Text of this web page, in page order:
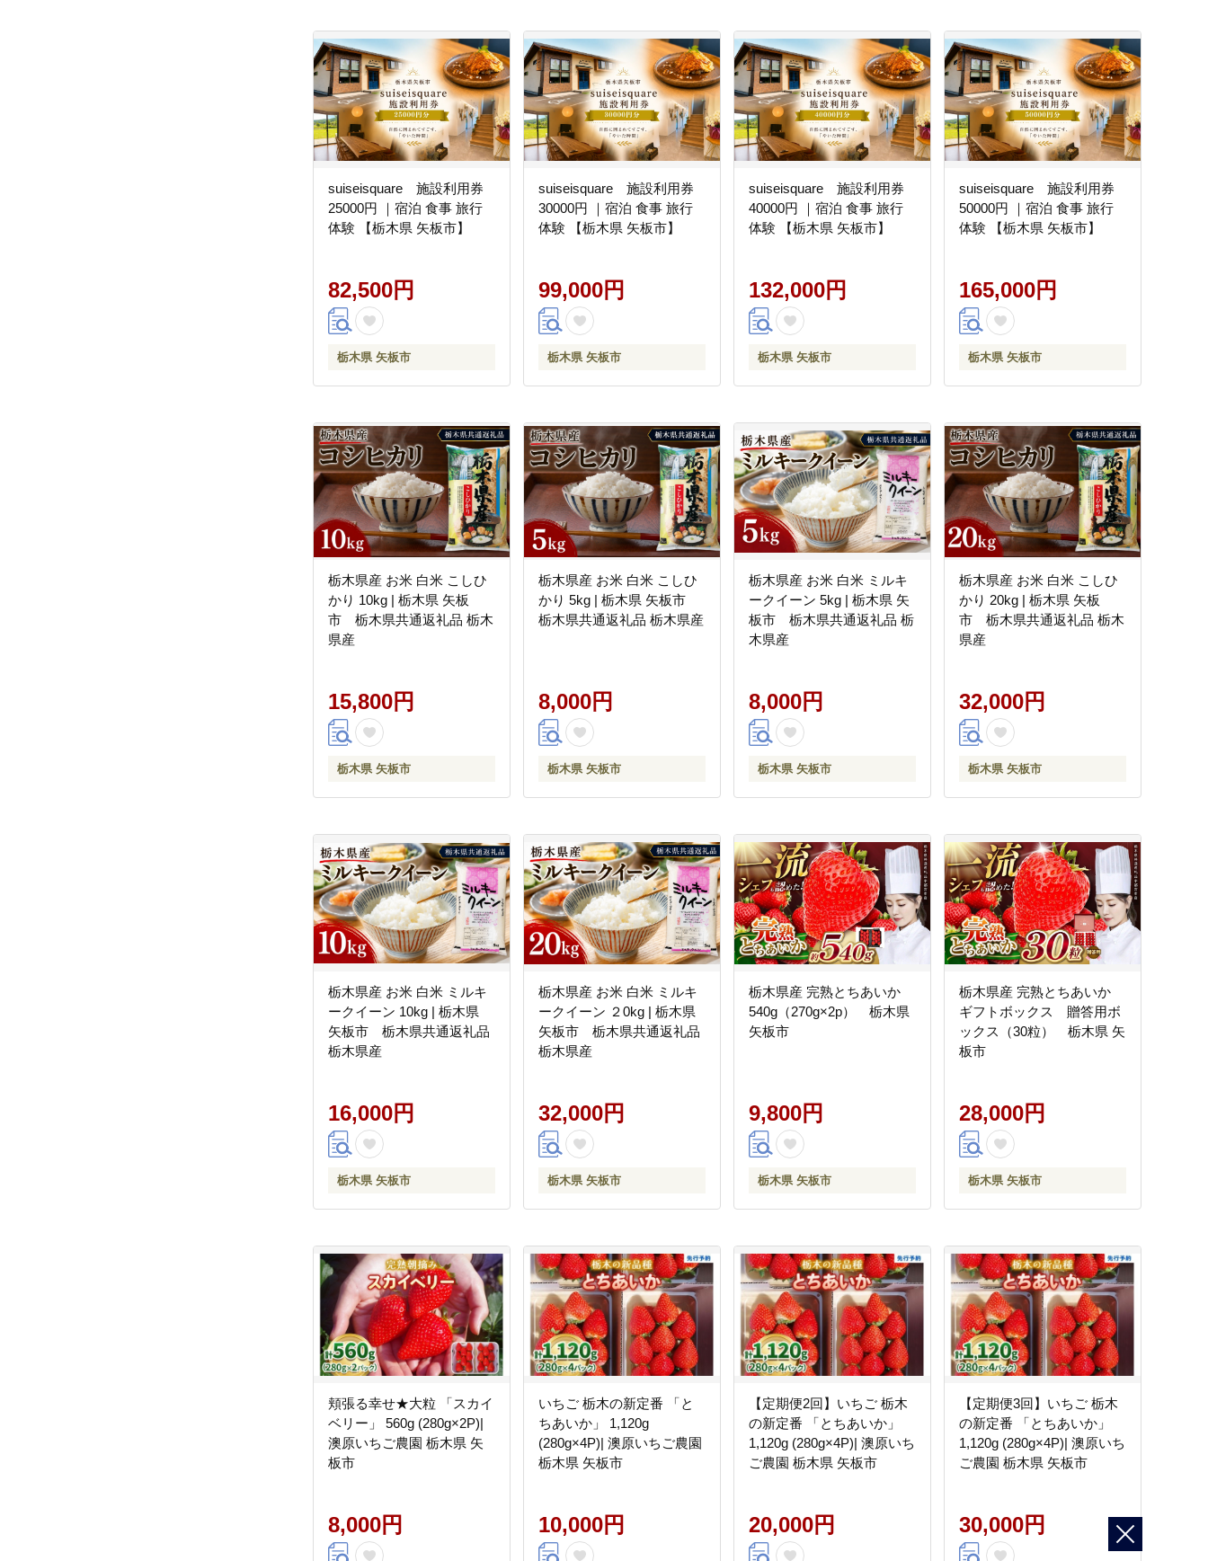
suiseisquare 施設利用券
25000円 ｜宿泊 食事 旅行
体験 【栃木県 矢板市】
82,500円
栃木県 矢板市
suiseisquare 施設利用券
30000円 ｜宿泊 食事 旅行
体験 【栃木県 矢板市】
99,000円
栃木県 矢板市
suiseisquare 施設利用券
40000円 ｜宿泊 食事 旅行
体験 【栃木県 矢板市】
132,000円
栃木県 矢板市
suiseisquare 施設利用券
50000円 ｜宿泊 食事 旅行
体験 【栃木県 矢板市】
165,000円
栃木県 矢板市
栃木県産 お米 白米 こしひ
かり 10kg | 栃木県 矢板
市 栃木県共通返礼品 栃木
県産
15,800円
栃木県 矢板市
栃木県産 お米 白米 こしひ
かり 5kg | 栃木県 矢板市
栃木県共通返礼品 栃木県産
8,000円
栃木県 矢板市
栃木県産 お米 白米 ミルキ
ークイーン 5kg | 栃木県 矢
板市 栃木県共通返礼品 栃
木県産
8,000円
栃木県 矢板市
栃木県産 お米 白米 こしひ
かり 20kg | 栃木県 矢板
市 栃木県共通返礼品 栃木
県産
32,000円
栃木県 矢板市
栃木県産 お米 白米 ミルキ
ークイーン 10kg | 栃木県
矢板市 栃木県共通返礼品
栃木県産
16,000円
栃木県 矢板市
栃木県産 お米 白米 ミルキ
ークイーン ２0kg | 栃木県
矢板市 栃木県共通返礼品
栃木県産
32,000円
栃木県 矢板市
栃木県産 完熟とちあいか
540g（270g×2p） 栃木県
矢板市
9,800円
栃木県 矢板市
栃木県産 完熟とちあいか
ギフトボックス 贈答用ボ
ックス（30粒） 栃木県 矢
板市
28,000円
栃木県 矢板市
頬張る幸せ★大粒 「スカイ
ベリー」 560g (280g×2P)|
澳原いちご農園 栃木県 矢
板市
8,000円
いちご 栃木の新定番 「と
ちあいか」 1,120g
(280g×4P)| 澳原いちご農園
栃木県 矢板市
10,000円
【定期便2回】いちご 栃木
の新定番 「とちあいか」
1,120g (280g×4P)| 澳原いち
ご農園 栃木県 矢板市
20,000円
【定期便3回】いちご 栃木
の新定番 「とちあいか」
1,120g (280g×4P)| 澳原いち
ご農園 栃木県 矢板市
30,000円